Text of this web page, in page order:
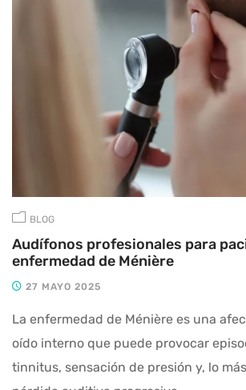
BLOG
Audífonos profesionales para
enfermedad de Ménière
27 MAYO 2025
La enfermedad de Ménière es una
oído interno que puede provocar
tinnitus, sensación de presión y, lo